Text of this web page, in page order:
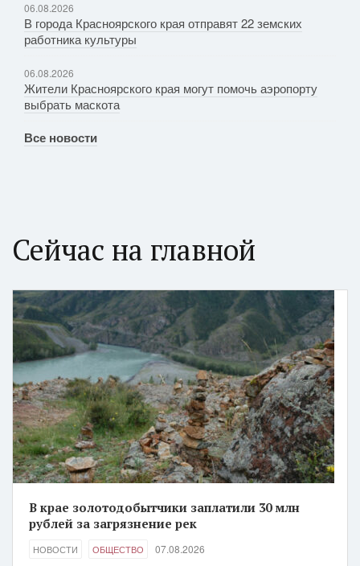
06.08.2026
В города Красноярского края отправят 22 земских
работника культуры
06.08.2026
Жители Красноярского края могут помочь аэропорту
выбрать маскота
Все новости
Сейчас на главной
В крае золотодобытчики заплатили 30 млн
рублей за загрязнение рек
НОВОСТИ ОБЩЕСТВО 07.08.2026